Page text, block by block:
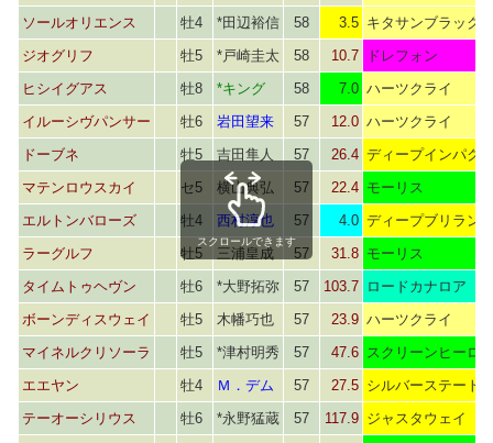
ソールオリエンス
牡4 *田辺裕信 58 3.5 キタサンブラック
ジオグリフ
牡5 *戸崎圭太 58 10.7
ドレフォン
ヒシイグアス
牡8 *キング 58 7.0 ハーツクライ
イルーシヴパンサー
牡6 岩田望来 57 12.0 ハーツクライ
ドーブネ
牡5 吉田隼人 57 26.4 ディープインパク
マテンロウスカイ
セ5 横山典弘 57 22.4 モーリス
エルトンバローズ
牡4 西村淳也 57 4.0 ディープブリラン
ラーグルフ
牡5 三浦皇成 57 31.8 モーリス
タイムトゥヘヴン
牡6 *大野拓弥 57 103.7 ロードカナロア
ボーンディスウェイ
牡5 木幡巧也 57 23.9 ハーツクライ
マイネルクリソーラ
牡5 *津村明秀 57 47.6 スクリーンヒーロ
エエヤン
牡4 Ｍ．デム 57 27.5 シルバーステート
テーオーシリウス
牡6 *永野猛蔵 57 117.9 ジャスタウェイ
スクロールできます